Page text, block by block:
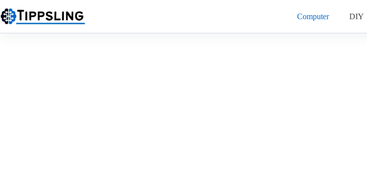
Inhalt
springen
Computer DIY